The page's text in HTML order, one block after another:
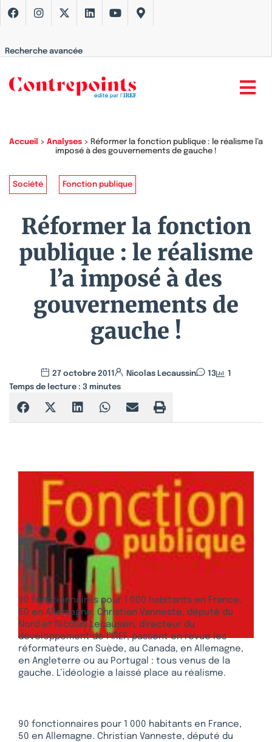
Recherche avancée
Accueil > Analyses > Réformer la fonction publique : le réalisme l’a
imposé à des gouvernements de gauche !
Société Fonction publique
Réformer la fonction
publique : le réalisme
l’a imposé à des
gouvernements de
gauche !
27 octobre 2011 Nicolas Lecaussin 13
1
Temps de lecture : 3 minutes
90 fonctionnaires pour 1 000 habitants en France,
50 en Allemagne. Christian Vanneste, député du
Nord et Nicolas Lecaussin, directeur du
développement de l’IREF, passent en revue les
réformateurs en Suède, au Canada, en Allemagne,
en Angleterre ou au Portugal : tous venus de la
gauche. L’idéologie a laissé place au réalisme.
90 fonctionnaires pour 1 000 habitants en France,
50 en Allemagne. Christian Vanneste, député du